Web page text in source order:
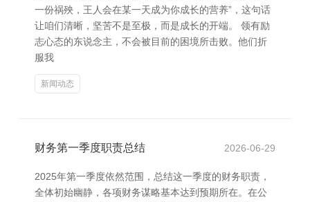
一份祸殃，王人会在某一天成为你成长的营养”，这句话
让咱们清晰，坚苦不是至极，而是成长的开端。 领有励
志心态的东说念主，不会被目前的困境所击败。他们折
服我
新闻动态
财务第一季度职责总结 2026-06-29
2025年第一季度依然范围，总结这一季度的财务职责，
全体初始幽静，各项财务谋略基本达到预期所在。在公